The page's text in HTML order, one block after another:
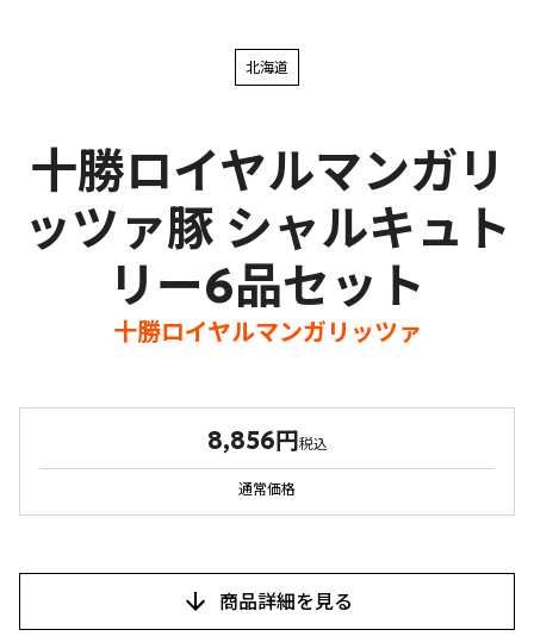
北海道
十勝ロイヤルマンガリ
ッツァ豚 シャルキュト
リー6品セット
十勝ロイヤルマンガリッツァ
8,856円税込
通常価格
商品詳細を見る